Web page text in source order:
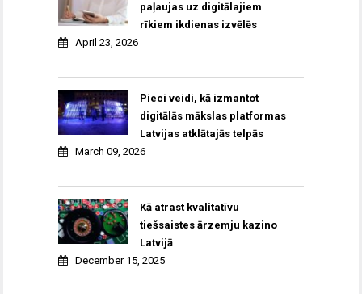
paļaujas uz digitālajiem
rīkiem ikdienas izvēlēs
April 23, 2026
Pieci veidi, kā izmantot
digitālās mākslas platformas
Latvijas atklātajās telpās
March 09, 2026
Kā atrast kvalitatīvu
tiešsaistes ārzemju kazino
Latvijā
December 15, 2025